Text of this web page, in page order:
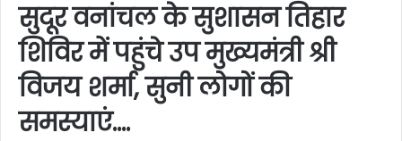
सुदूर वनांचल के सुशासन तिहार
शिविर में पहुंचे उप मुख्यमंत्री श्री
विजय शर्मा, सुनी लोगों की
समस्याएं….